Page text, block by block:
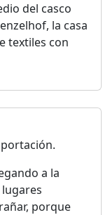
del casco
la casa
textiles con
a la
porque